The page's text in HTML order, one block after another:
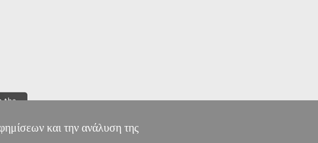
και την ανάλυση της